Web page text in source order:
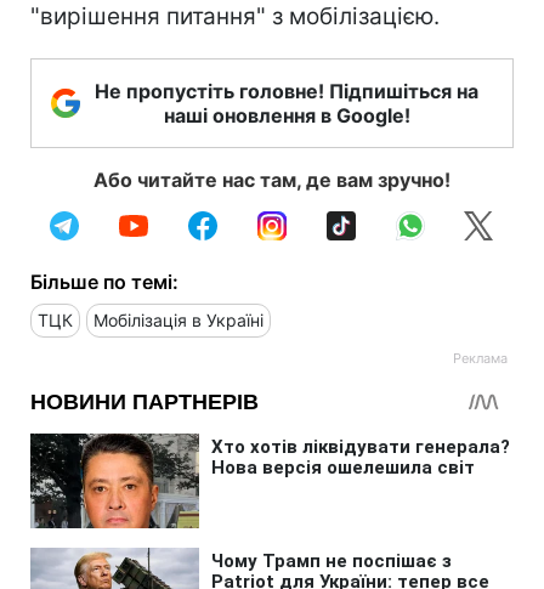
"вирішення питання" з мобілізацією.
Не пропустіть головне! Підпишіться на
наші оновлення в Google!
Або читайте нас там, де вам зручно!
Більше по темі:
ТЦК Мобілізація в Україні